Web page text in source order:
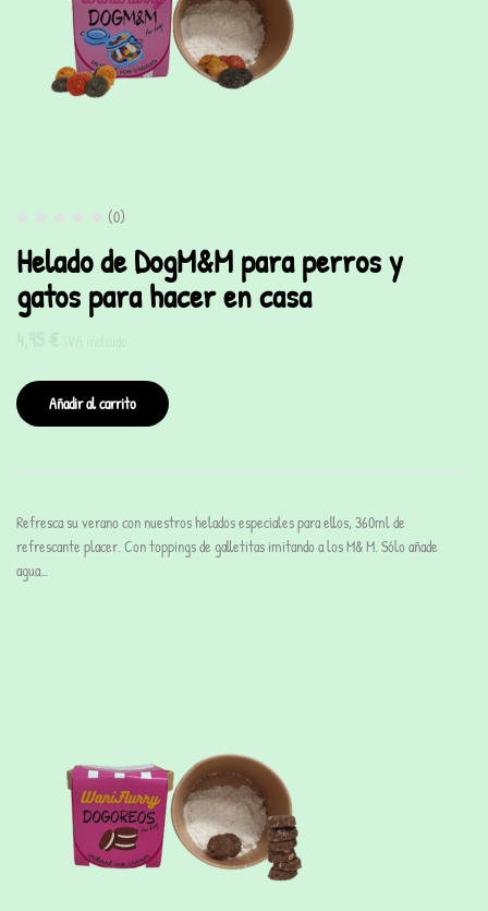
(0)
Helado de DogM&M para perros y
gatos para hacer en casa
Añadir al carrito
Refresca su verano con nuestros helados especiales para ellos, 360ml de
refrescante placer. Con toppings de galletitas imitando a los M& M. Sólo añade
agua…